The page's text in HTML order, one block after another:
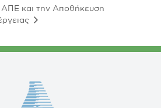
ΑΠΕ και την Αποθήκευση